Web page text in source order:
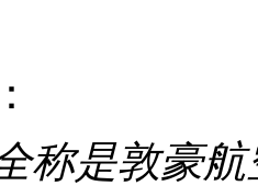
称是敦豪